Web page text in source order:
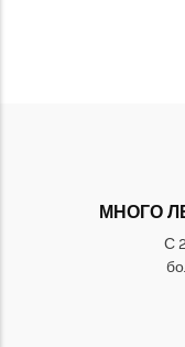
МНОГО
С